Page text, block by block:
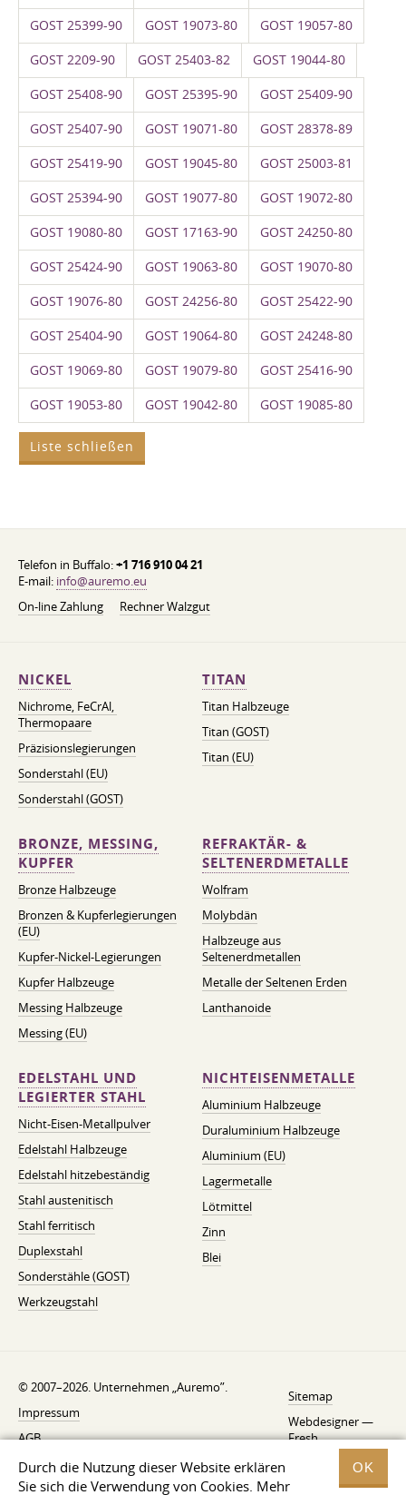
Durch die Nutzung dieser Website erklären
Sie sich die Verwendung von Cookies. Mehr
OK
GOST 25399-90 GOST 19073-80 GOST 19057-80
GOST 2209-90 GOST 25403-82 GOST 19044-80
GOST 25408-90 GOST 25395-90 GOST 25409-90
GOST 25407-90 GOST 19071-80 GOST 28378-89
GOST 25419-90 GOST 19045-80 GOST 25003-81
GOST 25394-90 GOST 19077-80 GOST 19072-80
GOST 19080-80 GOST 17163-90 GOST 24250-80
GOST 25424-90 GOST 19063-80 GOST 19070-80
GOST 19076-80 GOST 24256-80 GOST 25422-90
GOST 25404-90 GOST 19064-80 GOST 24248-80
GOST 19069-80 GOST 19079-80 GOST 25416-90
GOST 19053-80 GOST 19042-80 GOST 19085-80
Liste schließen
Telefon in Buffalo:+1 716 910 04 21
E-mail: info@auremo.eu
On-line Zahlung
Rechner Walzgut
NICKEL
Nichrome, FeСrAl, ​​
Thermopaare
Präzisionslegierungen
Sonderstahl (EU)
Sonderstahl (GOST)
TITAN
Titan Halbzeuge
Titan (GOST)
Titan (EU)
BRONZE, MESSING,
KUPFER
Bronze Halbzeuge
Bronzen & Kupferlegierungen
(EU)
Kupfer-Nickel-Legierungen
Kupfer Halbzeuge
Messing Halbzeuge
Messing (EU)
REFRAKTÄR- &
SELTENERDMETALLE
Wolfram
Molybdän
Halbzeuge aus
Seltenerdmetallen
Metalle der Seltenen Erden
Lanthanoide
EDELSTAHL UND
LEGIERTER STAHL
Nicht-Eisen-Metallpulver
Edelstahl Halbzeuge
Edelstahl hitzebeständig
Stahl austenitisch
Stahl ferritisch
Duplexstahl
Sonderstähle (GOST)
Werkzeugstahl
NICHTEISENMETALLE
Aluminium Halbzeuge
Duraluminium Halbzeuge
Aluminium (EU)
Lagermetalle
Lötmittel
Zinn
Blei
© 2007–2026. Unternehmen „Auremo”.
Impressum
AGB
Widerrufsbelehrung
Datenschutzerklärung
Sitemap
Webdesigner —
Fresh